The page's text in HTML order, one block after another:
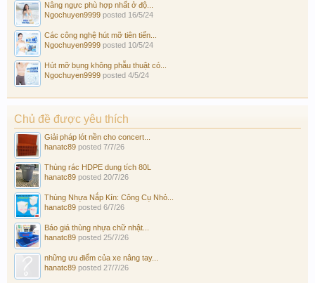
Nâng ngực phù hợp nhất ở độ...
Ngochuyen9999 posted 16/5/24
Các công nghệ hút mỡ tiên tiến...
Ngochuyen9999 posted 10/5/24
Hút mỡ bụng không phẫu thuật có...
Ngochuyen9999 posted 4/5/24
Chủ đề được yêu thích
Giải pháp lót nền cho concert...
hanatc89 posted 7/7/26
Thùng rác HDPE dung tích 80L
hanatc89 posted 20/7/26
Thùng Nhựa Nắp Kín: Công Cụ Nhỏ...
hanatc89 posted 6/7/26
Báo giá thùng nhựa chữ nhật...
hanatc89 posted 25/7/26
những ưu điểm của xe nâng tay...
hanatc89 posted 27/7/26